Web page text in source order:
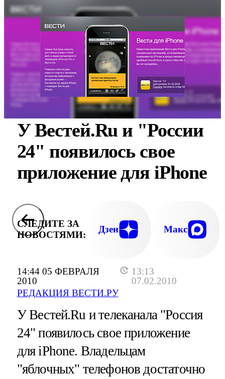
14:44 05 ФЕВРАЛЯ
2010
13:13
07.02.2010
РЕДАКЦИЯ ВЕСТИ.РУ
У Вестей.Ru и "России
24" появилось свое
приложение для iPhone
СЛЕДИТЕ ЗА
НОВОСТЯМИ:
Дзен Макс
У Вестей.Ru и телеканала "Россия
24" появилось свое приложение
для iPhone. Владельцам
"яблочных" телефонов достаточно